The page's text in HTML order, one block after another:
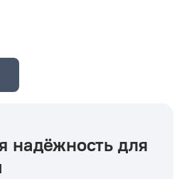
надёжность для